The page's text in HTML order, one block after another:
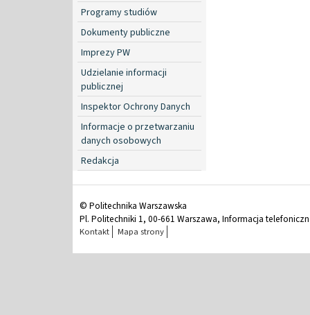
Programy studiów
Dokumenty publiczne
Imprezy PW
Udzielanie informacji
publicznej
Inspektor Ochrony Danych
Informacje o przetwarzaniu
danych osobowych
Redakcja
© Politechnika Warszawska
Pl. Politechniki 1, 00-661 Warszawa, Informacja
Kontakt Mapa strony